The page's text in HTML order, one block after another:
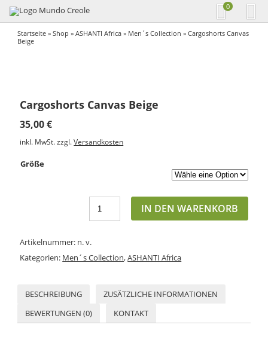
0
Startseite »Shop »ASHANTI Africa » Men´s Collection » Cargoshorts Canvas
Beige
Cargoshorts Canvas Beige
35,00€
inkl. MwSt. zzgl.Versandkosten
Größe
IN DEN WARENKORB
Artikelnummer: n. v.
Kategorien: Men´s Collection,ASHANTI Africa
BESCHREIBUNG
ZUSÄTZLICHE INFORMATIONEN
BEWERTUNGEN (0)
KONTAKT